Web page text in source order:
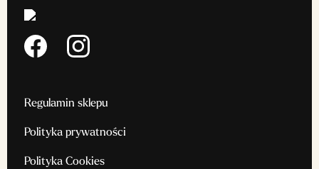
Regulamin sklepu
Polityka prywatności
Polityka Cookies